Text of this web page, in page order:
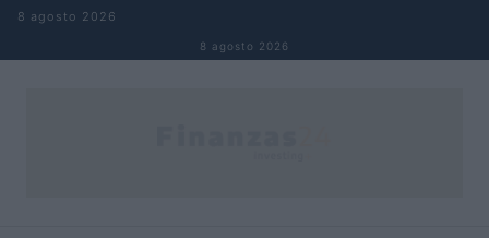
Saltar al contenido
8 agosto 2026
8 agosto 2026